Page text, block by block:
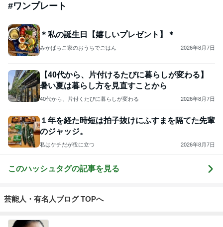
#ワンプレート
＊私の誕生日【嬉しいプレゼント】＊
みかぱちこ家のおうちでごはん 2026年8月7日
【40代から、片付けるたびに暮らしが変わる】
暑い夏は暮らし方を見直すことから
40代から、片付くたびに暮らしが変わる 2026年8月7日
１年を経た時短は拍子抜けにふすまを隔てた先輩
のジャッジ。
私はケチだが役に立つ 2026年8月7日
このハッシュタグの記事を見る
芸能人・有名人ブログ TOPへ